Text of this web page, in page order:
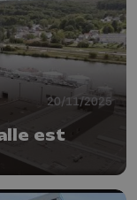
20/11/2025
est